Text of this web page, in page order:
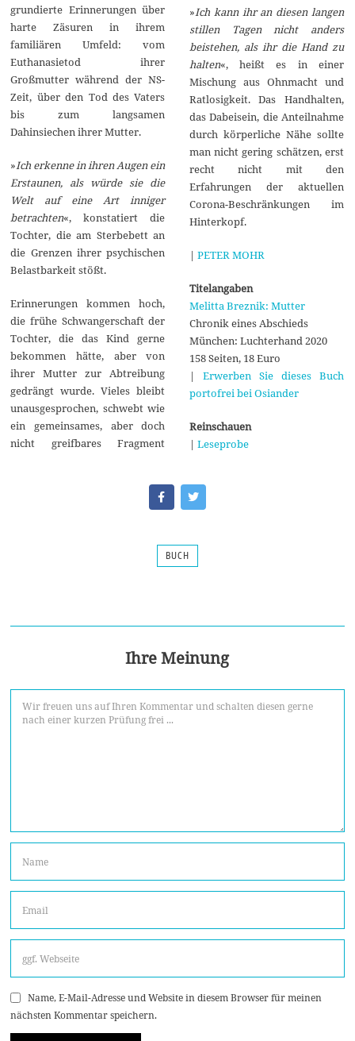
grundierte Erinnerungen über
harte Zäsuren in ihrem
familiären Umfeld: vom
Euthanasietod ihrer
Großmutter während der NS-
Zeit, über den Tod des Vaters
bis zum langsamen
Dahinsiechen ihrer Mutter.
»Ich erkenne in ihren Augen ein
Erstaunen, als würde sie die
Welt auf eine Art inniger
betrachten«, konstatiert die
Tochter, die am Sterbebett an
die Grenzen ihrer psychischen
Belastbarkeit stößt.
Erinnerungen kommen hoch,
die frühe Schwangerschaft der
Tochter, die das Kind gerne
bekommen hätte, aber von
ihrer Mutter zur Abtreibung
gedrängt wurde. Vieles bleibt
unausgesprochen, schwebt wie
ein gemeinsames, aber doch
nicht greifbares Fragment
»Ich kann ihr an diesen langen
stillen Tagen nicht anders
beistehen, als ihr die Hand zu
halten«, heißt es in einer
Mischung aus Ohnmacht und
Ratlosigkeit. Das Handhalten,
das Dabeisein, die Anteilnahme
durch körperliche Nähe sollte
man nicht gering schätzen, erst
recht nicht mit den
Erfahrungen der aktuellen
Corona-Beschränkungen im
Hinterkopf.
| PETER MOHR
Titelangaben
Melitta Breznik: Mutter
Chronik eines Abschieds
München: Luchterhand 2020
158 Seiten, 18 Euro
| Erwerben Sie dieses Buch
portofrei bei Osiander
Reinschauen
| Leseprobe
BUCH
Ihre Meinung
Name, E-Mail-Adresse und Website in diesem Browser für meinen
nächsten Kommentar speichern.